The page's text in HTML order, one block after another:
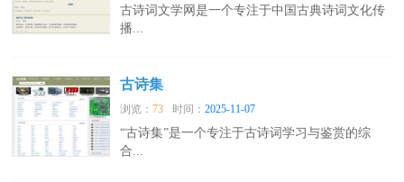
古诗词文学网是一个专注于中国古典诗词文化传
播...
古诗集
浏览：73 时间：2025-11-07
“古诗集”是一个专注于古诗词学习与鉴赏的综
合...